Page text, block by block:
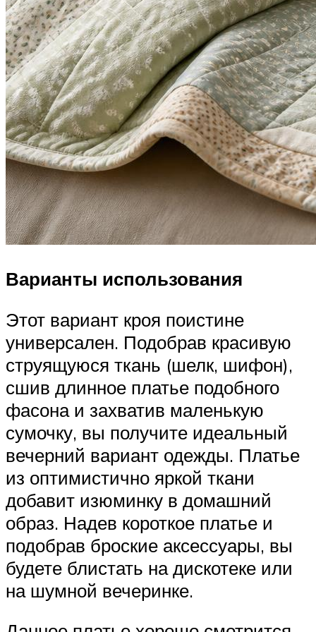
Варианты использования
Этот вариант кроя поистине
универсален. Подобрав красивую
струящуюся ткань (шелк, шифон),
сшив длинное платье подобного
фасона и захватив маленькую
сумочку, вы получите идеальный
вечерний вариант одежды. Платье
из оптимистично яркой ткани
добавит изюминку в домашний
образ. Надев короткое платье и
подобрав броские аксессуары, вы
будете блистать на дискотеке или
на шумной вечеринке.